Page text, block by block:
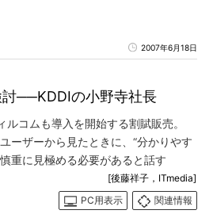
2007年6月18日
──KDDIの小野寺社長
ルコムも導入を開始する割賦販売。
ーザーから見たときに、“分かりやす
重に見極める必要があると話す
[後藤祥子，ITmedia]
PC用表示
関連情報